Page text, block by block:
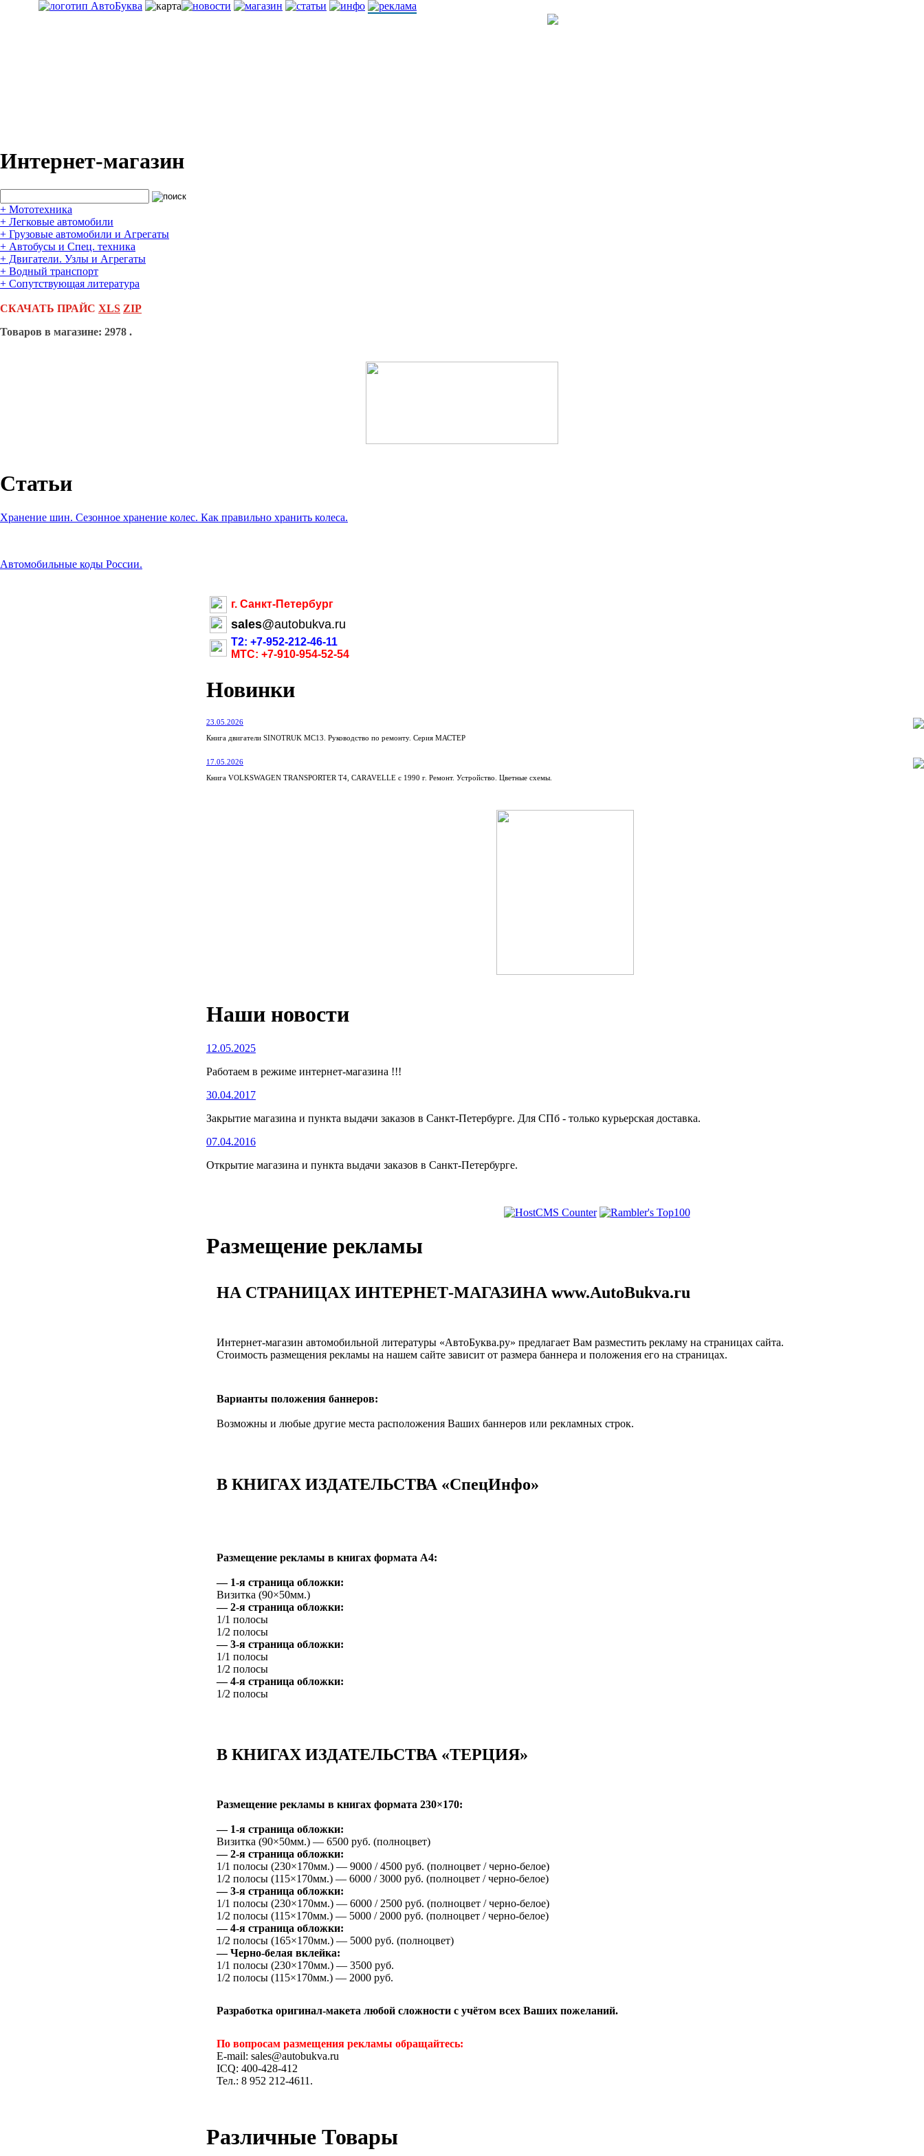
Интернет-магазин
+ Мототехника
+ Легковые автомобили
+ Грузовые автомобили и Агрегаты
+ Автобусы и Спец. техника
+ Двигатели. Узлы и Агрегаты
+ Водный транспорт
+ Сопутствующая литература
СКАЧАТЬ ПРАЙС XLS ZIP
Товаров в магазине: 2978 .
Статьи
Хранение шин. Сезонное хранение колес. Как правильно хранить колеса.
Автомобильные коды России.
г. Санкт-Петербург
sales@autobukva.ru
Т2: +7-952-212-46-11
МТС: +7-910-954-52-54
Новинки
23.05.2026
Книга двигатели SINOTRUK MC13. Руководство по ремонту. Серия МАСТЕР
17.05.2026
Книга VOLKSWAGEN TRANSPORTER T4, CARAVELLE с 1990 г. Ремонт. Устройство. Цветные схемы.
Наши новости
12.05.2025
Работаем в режиме интернет-магазина !!!
30.04.2017
Закрытие магазина и пункта выдачи заказов в Санкт-Петербурге. Для СПб - только курьерская доставка.
07.04.2016
Открытие магазина и пункта выдачи заказов в Санкт-Петербурге.
Размещение рекламы
НА СТРАНИЦАХ ИНТЕРНЕТ-МАГАЗИНА www.AutoBukva.ru
Интернет-магазин автомобильной литературы «АвтоБуква.ру» предлагает Вам разместить рекламу на страницах сайта.
Стоимость размещения рекламы на нашем сайте зависит от размера баннера и положения его на страницах.
Варианты положения баннеров:
Возможны и любые другие места расположения Ваших баннеров или рекламных строк.
В КНИГАХ ИЗДАТЕЛЬСТВА «СпецИнфо»
Размещение рекламы в книгах формата А4:
— 1-я страница обложки:
Визитка (90×50мм.)
— 2-я страница обложки:
1/1 полосы
1/2 полосы
— 3-я страница обложки:
1/1 полосы
1/2 полосы
— 4-я страница обложки:
1/2 полосы
В КНИГАХ ИЗДАТЕЛЬСТВА «ТЕРЦИЯ»
Размещение рекламы в книгах формата 230×170:
— 1-я страница обложки:
Визитка (90×50мм.) — 6500 руб. (полноцвет)
— 2-я страница обложки:
1/1 полосы (230×170мм.) — 9000 / 4500 руб. (полноцвет / черно-белое)
1/2 полосы (115×170мм.) — 6000 / 3000 руб. (полноцвет / черно-белое)
— 3-я страница обложки:
1/1 полосы (230×170мм.) — 6000 / 2500 руб. (полноцвет / черно-белое)
1/2 полосы (115×170мм.) — 5000 / 2000 руб. (полноцвет / черно-белое)
— 4-я страница обложки:
1/2 полосы (165×170мм.) — 5000 руб. (полноцвет)
— Черно-белая вклейка:
1/1 полосы (230×170мм.) — 3500 руб.
1/2 полосы (115×170мм.) — 2000 руб.
Разработка оригинал-макета любой сложности с учётом всех Ваших пожеланий.
По вопросам размещения рекламы обращайтесь:
E-mail: sales@autobukva.ru
ICQ: 400-428-412
Тел.: 8 952 212-4611.
Различные Товары